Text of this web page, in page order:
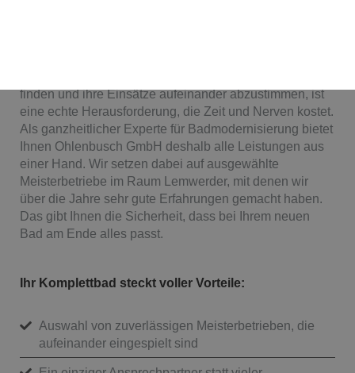
finden und ihre Einsätze aufeinander abzustimmen, ist
eine echte Herausforderung, die Zeit und Nerven kostet.
Als ganzheitlicher Experte für Badmodernisierung bietet
Ihnen Ohlenbusch GmbH deshalb alle Leistungen aus
einer Hand. Wir setzen dabei auf ausgewählte
Meisterbetriebe im Raum Lemwerder, mit denen wir
über die Jahre sehr gute Erfahrungen gemacht haben.
Das gibt Ihnen die Sicherheit, dass bei Ihrem neuen
Bad am Ende alles passt.
Ihr Komplettbad steckt voller Vorteile:
Auswahl von zuverlässigen Meisterbetrieben, die
aufeinander eingespielt sind